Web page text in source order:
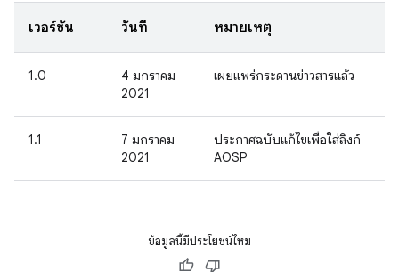
เวอร์ชัน วันที่ หมายเหตุ
1.0
4 มกราคม
2021
เผยแพร่กระดานข่าวสารแล้ว
1.1
7 มกราคม
2021
ประกาศฉบับแก้ไขเพื่อใส่ลิงก์
AOSP
ข้อมูลนี้มีประโยชน์ไหม